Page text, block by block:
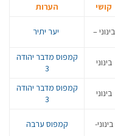
קושי הערות
בינוני – יער יתיר
בינוני
קמפוס מדבר יהודה
3
בינוני
קמפוס מדבר יהודה
3
בינוני- קמפוס ערבה